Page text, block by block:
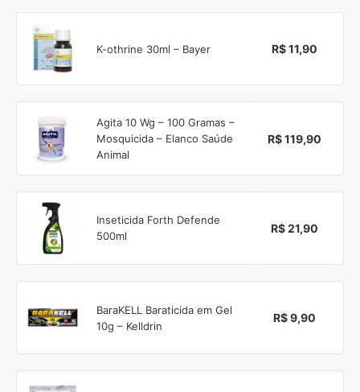
K-othrine 30ml – Bayer R$ 11,90
Agita 10 Wg – 100 Gramas –
Mosquicida – Elanco Saúde
Animal
R$ 119,90
Inseticida Forth Defende
500ml
R$ 21,90
BaraKELL Baraticida em Gel
10g – Kelldrin
R$ 9,90